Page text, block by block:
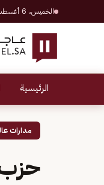
الخميس، 6 أغسطس 2026 · 23 صفر 1448 هـ
الرئيسية
مدارات
حزب